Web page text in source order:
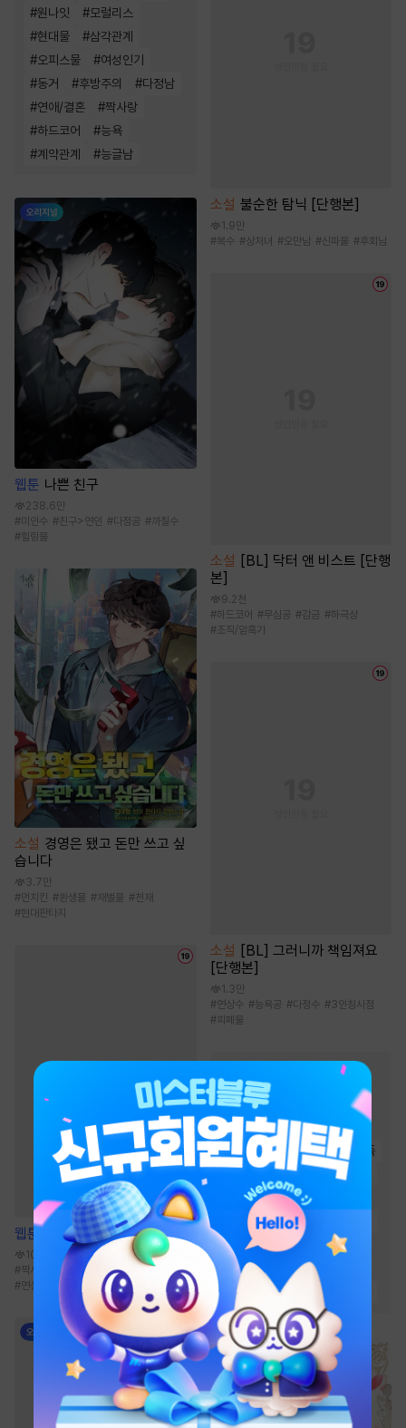
#원나잇 #모럴리스
#현대물 #삼각관계
#오피스물 #여성인기
#동거 #후방주의 #다정남
#연애/결혼 #짝사랑
#하드코어 #능욕
#계약관계 #능글남
웹툰 나쁜 친구
238.6만
#미인수 #친구>연인 #다정공 #까칠수
# 힐링물
소설 경영은 됐고 돈만 쓰고 싶
습니다
3.7만
#먼치킨 # 환생물 # 재벌물 #천재
#현대판타지
웹툰 일곱 번의 선데이
10.7만
#짝사랑 달달물 떡대수
첫사랑
#연상수
소설 불순한 탐닉 [단행본]
1.9만
#복수 #상처녀 #오만남 #신파물 #후회남
소설
[BL] 닥터 앤 비스트 [단행
본]
9.2천
#하드코어 #무심공 #감금 #하극상
#조직/암흑가
소설 [BL] 그러니까 책임져요
[단행본]
1.3만
#연상수 #능욕공 #다정수 #3인칭시점
#피폐물
로맨스 소설
인기 키워드
# 몸정>맘정 #다정남
#첫사랑 오해 #왕족/귀족
#재회물 # 고수위
운명적사랑 #집착남
능력녀 #직진남
# 상처녀
상처남
소유욕/집착 #순정남
순진녀 #